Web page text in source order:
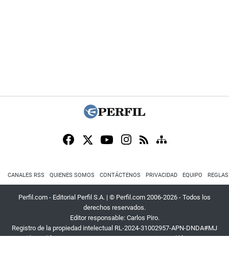
CANALES RSS QUIENES SOMOS CONTÁCTENOS PRIVACIDAD EQUIPO
Perfil.com - Editorial Perfil S.A. | © Perfil.com 2006-2026 - Todos los
derechos reservados.
Editor responsable: Carlos Piro.
Registro de la propiedad intelectual RL-2024-31002957-APN-DNDA#MJ
Dirección:California 2715,C1289ABI,CABA, Argentina| Teléfono:+54 9 11